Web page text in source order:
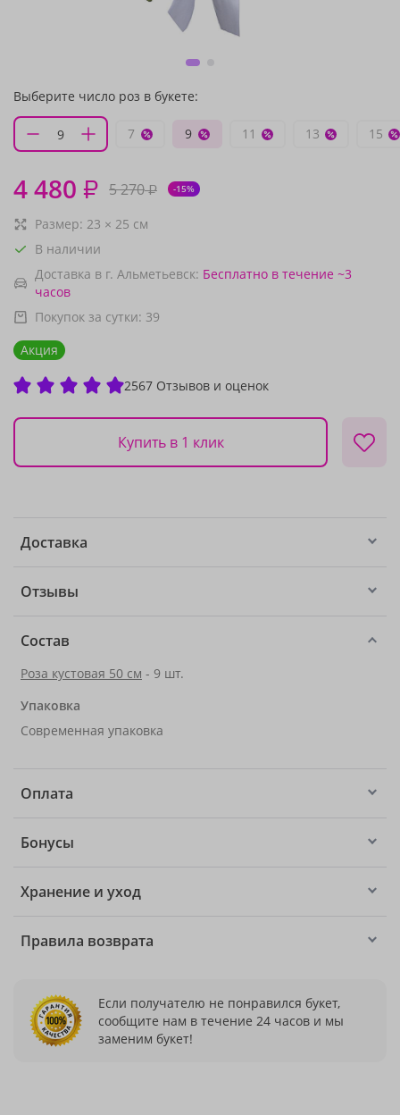
Выберите число роз в букете:
7 9 11 13 15
4 480 ₽ 5 270₽ -15%
Размер: 23 × 25 см
В наличии
Доставка в г. Альметьевск: Бесплатно в течение ~3
часов
Покупок за сутки: 39
Акция
2567 Отзывов и оценок
Купить в 1 клик
Доставка
Отзывы
Состав
Роза кустовая 50 см - 9 шт.
Упаковка
Современная упаковка
Оплата
Бонусы
Хранение и уход
Правила возврата
Если получателю не понравился букет,
сообщите нам в течение 24 часов и мы
заменим букет!